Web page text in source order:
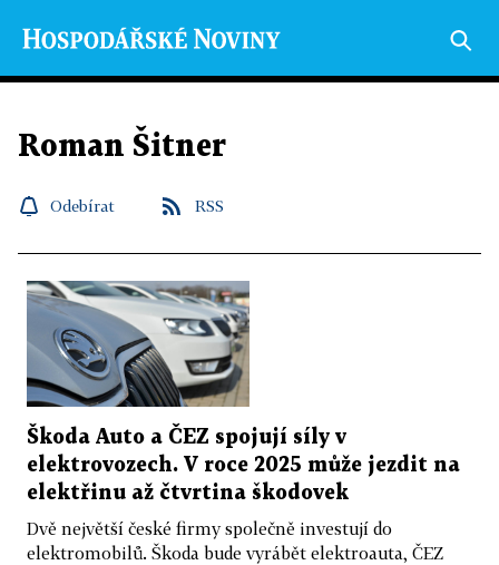
Roman Šitner
Odebírat RSS
Škoda Auto a ČEZ spojují síly v
elektrovozech. V roce 2025 může jezdit na
elektřinu až čtvrtina škodovek
Dvě největší české firmy společně investují do
elektromobilů. Škoda bude vyrábět elektroauta, ČEZ